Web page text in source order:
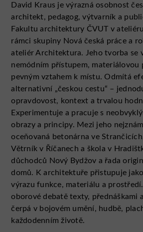
David Kraus je výrazná osobnost
architekt, pedagog, výtvarník a
Fakultu architektury ČVUT v
rámci skupiny Nová česká práce a
ateliér Architektura. Jeho tvorba se
nemódním přístupem, materiálovou
pevným vztahem k místu. Odmítá
alternativní „českou cestu“ –
opravdovost, kontext a trvalou
Experimentuje a pracuje s
obrazy a principy. Mezi jeho
oceňovaná betonárna ve
Větrník v Říčanech a škola v
důchodců Nový Bydžov a řada
domů. K architektuře přistupuje
výrazu funkce, materiálu a
oborové debatě texty, přednáškami
čerpá v bojovém umění, hudbě,
každodenním životě.